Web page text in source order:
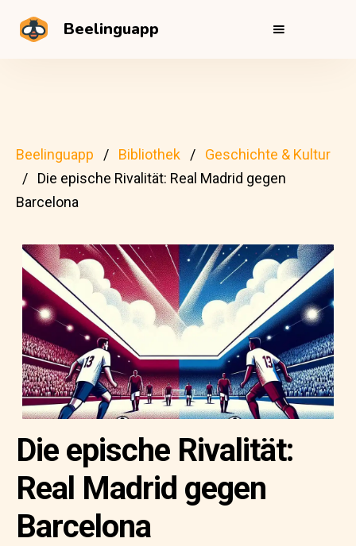
Beelinguapp
Beelinguapp Bibliothek
Geschichte & Kultur
Die epische Rivalität: Real Madrid gegen
Barcelona
Die epische Rivalität:
Real Madrid gegen
Barcelona